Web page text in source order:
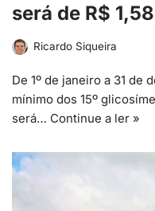
será de R$
Ricardo Siqueira
De 1º de janeiro a 31 de
mínimo dos 15º
será… Continue a ler »